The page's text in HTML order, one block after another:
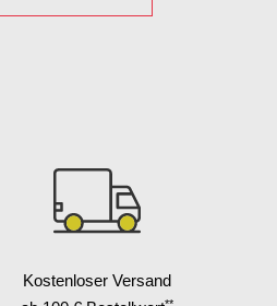
Kostenloser Versand